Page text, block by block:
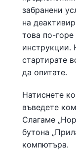
забранени
на
това по-
инструкции.
стартирате
да опитате.
Натиснете
въведете
Слагаме
бутона
компютъра.